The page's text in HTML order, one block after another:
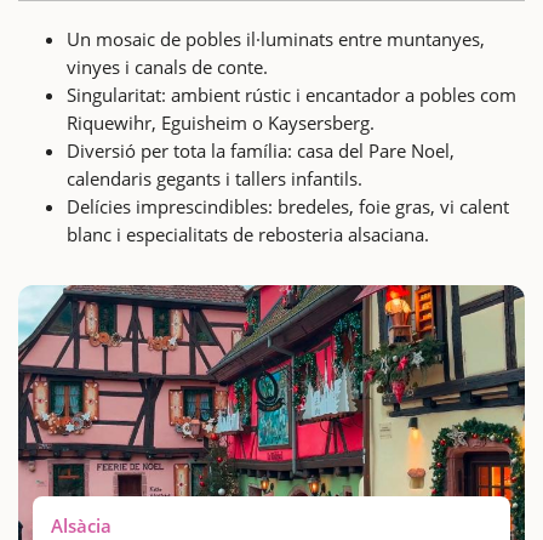
Un mosaic de pobles il·luminats entre muntanyes,
vinyes i canals de conte.
Singularitat: ambient rústic i encantador a pobles com
Riquewihr, Eguisheim o Kaysersberg.
Diversió per tota la família: casa del Pare Noel,
calendaris gegants i tallers infantils.
Delícies imprescindibles: bredeles, foie gras, vi calent
blanc i especialitats de rebosteria alsaciana.
Alsàcia